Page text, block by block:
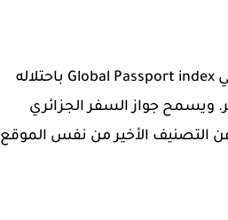
وجاء تصنيف جواز السفر الجزائر تبع لأخر تحديث للموقع الرسمي Global Passport index باحتلاله
ويسمح جواز السفر الجزائري
عن التصنيف الأخير من نفس الموقع